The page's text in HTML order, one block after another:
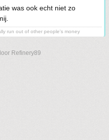
was ook echt niet zo
run out of other people's money
Refinery89